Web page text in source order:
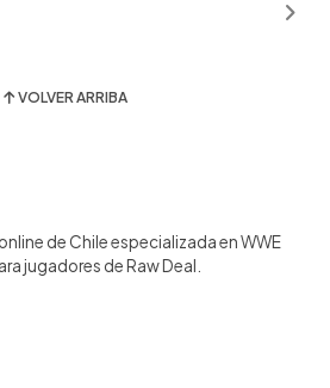
VOLVER ARRIBA
de Chile especializada en WWE
jugadores de Raw Deal.